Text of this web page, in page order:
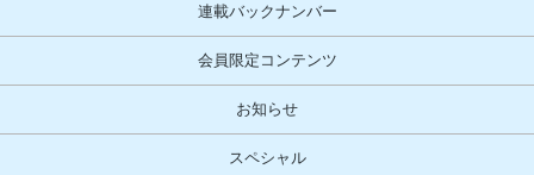
連載バックナンバー
会員限定コンテンツ
お知らせ
スペシャル